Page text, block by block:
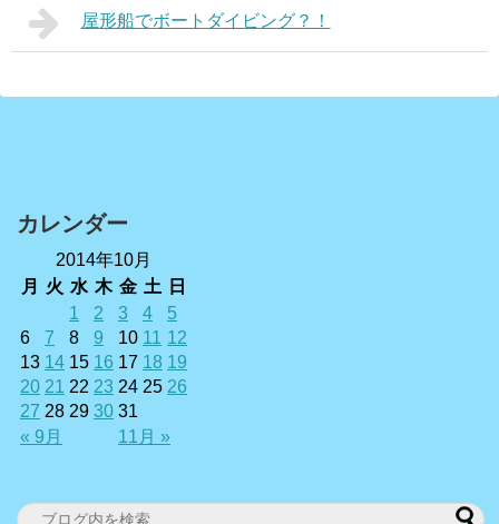
屋形船でボートダイビング？！
カレンダー
2014年10月
月
火 水 木 金 土 日
« 9月 11月 »
1 2 3 4
5
6
7 8 9 10 11 12
13 14 15 16 17 18 19
20 21 22 23 24 25 26
27 28 29 30 31